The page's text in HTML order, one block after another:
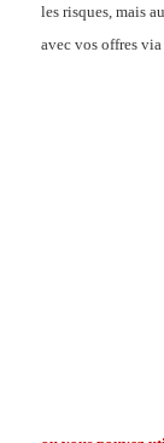
les risques, mais
avec vos offres